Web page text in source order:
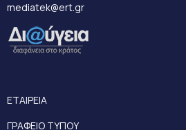
mediatek@ert.gr
ΕΤΑΙΡΕΙΑ
ΓΡΑΦΕΙΟ ΤΥΠΟΥ